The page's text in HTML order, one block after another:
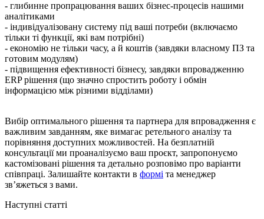
- глибинне пропрацювання ваших бізнес-процесів нашими
аналітиками
- індивідуалізовану систему під ваші потреби (включаємо
тільки ті функції, які вам потрібні)
- економію не тільки часу, а й коштів (завдяки власному ПЗ та
готовим модулям)
- підвищення ефективності бізнесу, завдяки впровадженню
ERP рішення (що значно спростить роботу і обмін
інформацією між різними відділами)
Вибір оптимального рішення та партнера для впровадження є
важливим завданням, яке вимагає ретельного аналізу та
порівняння доступних можливостей. На безплатній
консультації ми проаналізуємо ваш проєкт, запропонуємо
кастомізовані рішення та детально розповімо про варіанти
співпраці. Залишайте контакти в формі та менеджер
зв’яжеться з вами.
Наступні статті